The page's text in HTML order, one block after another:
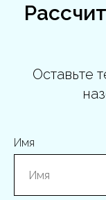
Оставьте
Имя